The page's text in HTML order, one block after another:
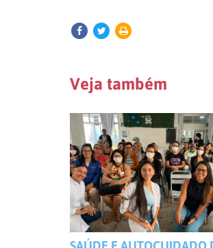
Veja também